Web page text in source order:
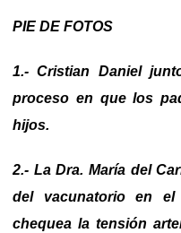
PIE DE FOTOS
1.- Cristian Daniel
proceso en que los
hijos.
2.- La Dra. María del
del vacunatorio en el
chequea la tensión